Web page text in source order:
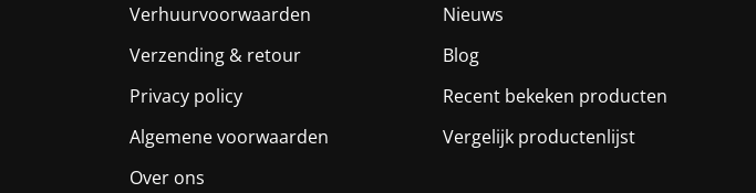
Verhuurvoorwaarden
Verzending & retour
Privacy policy
Algemene voorwaarden
Over ons
Nieuws
Blog
Recent bekeken producten
Vergelijk productenlijst